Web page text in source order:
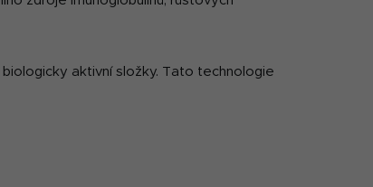
aktivní složky. Tato technologie